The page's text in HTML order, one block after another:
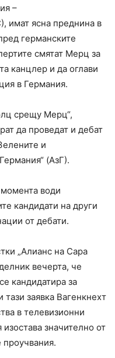
–
имат ясна преднина в
германските
смятат Мерц за
канцлер и да оглави
в Германия.
срещу Мерц“,
да проведат и дебат
и
(AзГ).
води
кандидати на други
от дебати.
„Алианс на Сара
вечерта, че
кандидатира за
заявка Вагенкнехт
в телевизионни
значително от
проучвания.